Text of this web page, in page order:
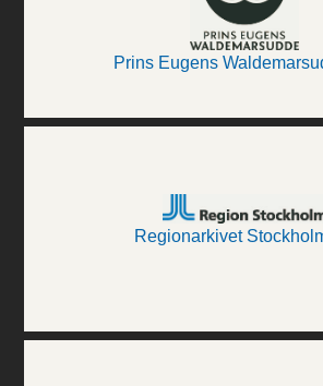
Prins Eugens
Regionarkivet